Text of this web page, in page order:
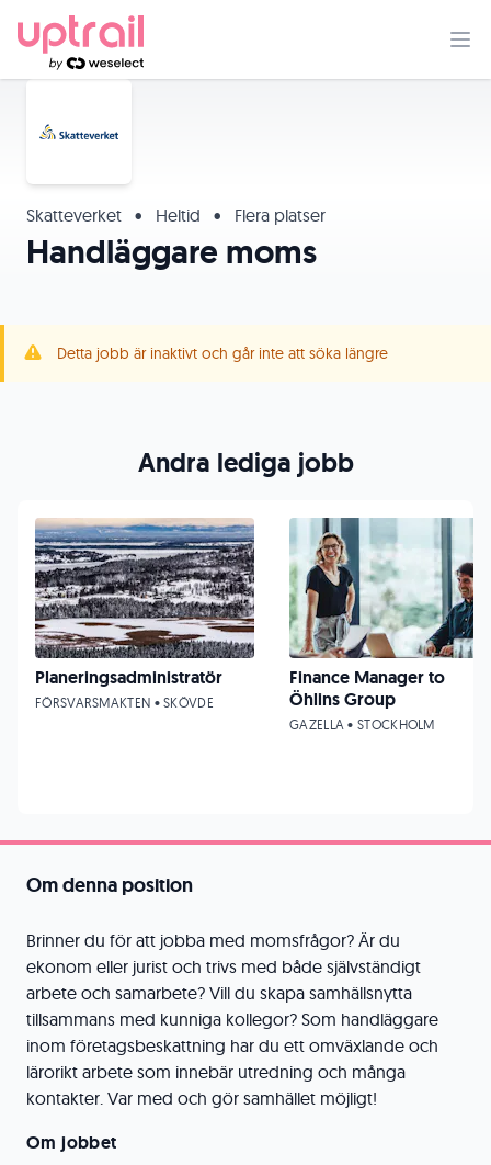
Skatteverket • Heltid • Flera platser
Handläggare moms
Detta jobb är inaktivt och går inte att söka längre
Om denna position
Brinner du för att jobba med momsfrågor? Är du
ekonom eller jurist och trivs med både självständigt
arbete och samarbete? Vill du skapa samhällsnytta
tillsammans med kunniga kollegor? Som handläggare
inom företagsbeskattning har du ett omväxlande och
lärorikt arbete som innebär utredning och många
kontakter. Var med och gör samhället möjligt!
Om jobbet
Andra lediga jobb
Planeringsadministratör
FÖRSVARSMAKTEN • SKÖVDE
Finance Manager to
Öhlins Group
GAZELLA • STOCKHOLM